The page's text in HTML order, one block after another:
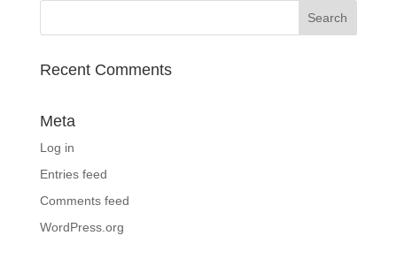
Recent Comments
Meta
Log in
Entries feed
Comments feed
WordPress.org